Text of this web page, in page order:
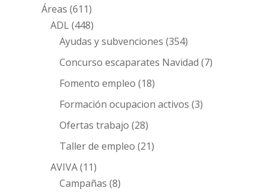
Áreas (611)
ADL(448)
Ayudas y subvenciones (354)
Concurso escaparates Navidad (7)
Fomento empleo (18)
Formación ocupacion activos (3)
Ofertas trabajo (28)
Taller de empleo (21)
AVIVA(11)
Campañas (8)